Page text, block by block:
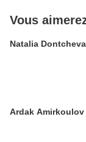
Vous
Natalia
Ardak Amirkoulov